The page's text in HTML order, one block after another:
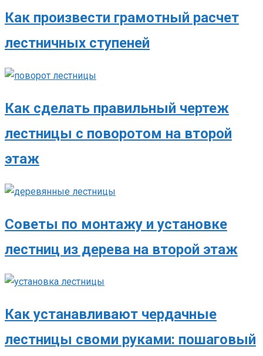
Как произвести грамотный расчет
лестничных ступеней
Как сделать правильный чертеж
лестницы с поворотом на второй
этаж
Советы по монтажу и установке
лестниц из дерева на второй этаж
Как устанавливают чердачные
лестницы своми руками: пошаговый